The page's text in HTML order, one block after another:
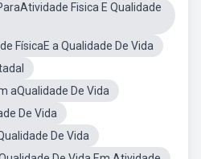
Fisica E Qualidade
FísicaE a Qualidade De Vida
aQualidade De Vida
De Vida
De Vida